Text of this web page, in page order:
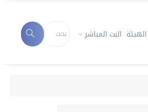
البث المباشر